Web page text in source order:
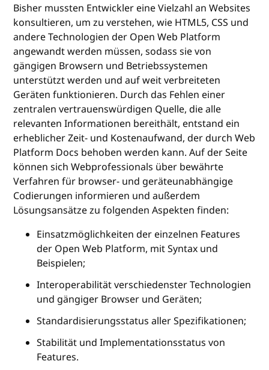
Bisher mussten Entwickler eine Vielzahl an Websites
konsultieren, um zu verstehen, wie HTML5, CSS und
andere Technologien der Open Web Platform
angewandt werden müssen, sodass sie von
gängigen Browsern und Betriebssystemen
unterstützt werden und auf weit verbreiteten
Geräten funktionieren. Durch das Fehlen einer
zentralen vertrauenswürdigen Quelle, die alle
relevanten Informationen bereithält, entstand ein
erheblicher Zeit- und Kostenaufwand, der durch Web
Platform Docs behoben werden kann. Auf der Seite
können sich Webprofessionals über bewährte
Verfahren für browser- und geräteunabhängige
Codierungen informieren und außerdem
Lösungsansätze zu folgenden Aspekten finden:
Einsatzmöglichkeiten der einzelnen Features
der Open Web Platform, mit Syntax und
Beispielen;
Interoperabilität verschiedenster Technologien
und gängiger Browser und Geräten;
Standardisierungsstatus aller Spezifikationen;
Stabilität und Implementationsstatus von
Features.